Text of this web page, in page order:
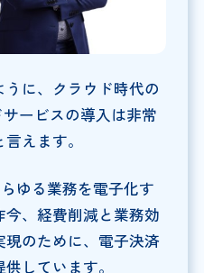
に、クラウド時代の
ービスの導入は非常
えます。
ゆる業務を電子化す
、経費削減と業務効
のために、電子決済
しています。